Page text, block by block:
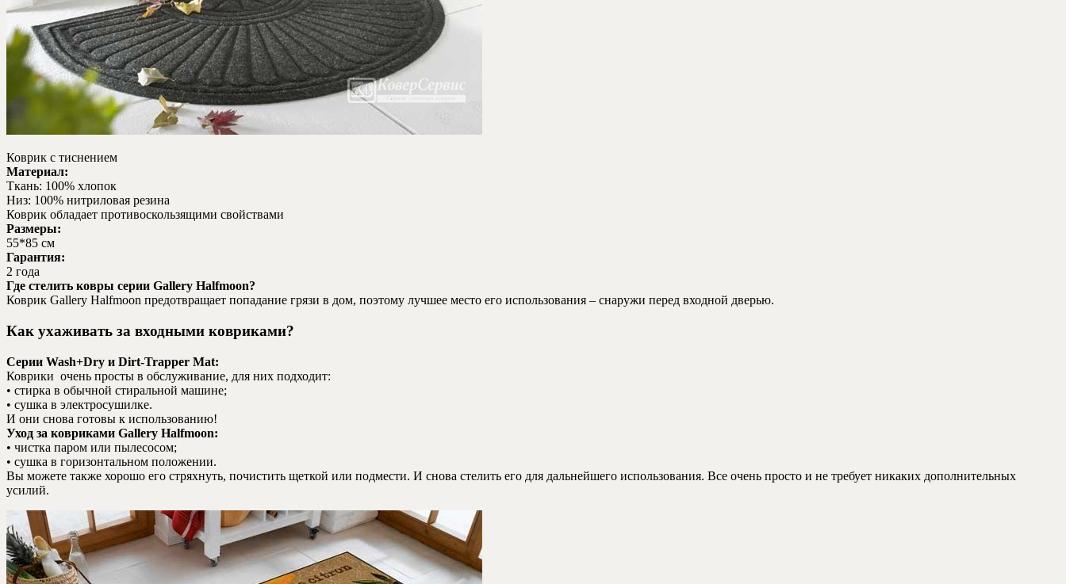
Коврик с тиснением
Материал:
Ткань: 100% хлопок
Низ: 100% нитриловая резина
Коврик обладает противоскользящими свойствами
Размеры:
55*85 см
Гарантия:
2 года
Где стелить ковры серии Gallery Halfmoon?
Коврик Gallery Halfmoon предотвращает попадание грязи в дом, поэтому лучшее место его использования – снаружи перед входной дверью.
Как ухаживать за входными ковриками?
Серии Wash+Dry и Dirt-Trapper Mat:
Коврики очень просты в обслуживание, для них подходит:
• стирка в обычной стиральной машине;
• сушка в электросушилке.
И они снова готовы к использованию!
Уход за ковриками Gallery Halfmoon:
• чистка паром или пылесосом;
• сушка в горизонтальном положении.
Вы можете также хорошо его стряхнуть, почистить щеткой или подмести. И снова стелить его для дальнейшего использования. Все очень просто и не требует никаких дополнительных
усилий.